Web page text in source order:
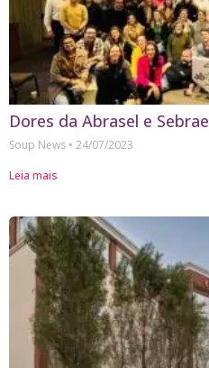
Dores da Abrasel e Sebrae
Soup News
24/07/2023
Leia mais